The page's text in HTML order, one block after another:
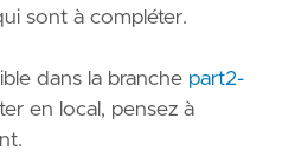
sont à compléter.
dans la branche part2-
en local, pensez à